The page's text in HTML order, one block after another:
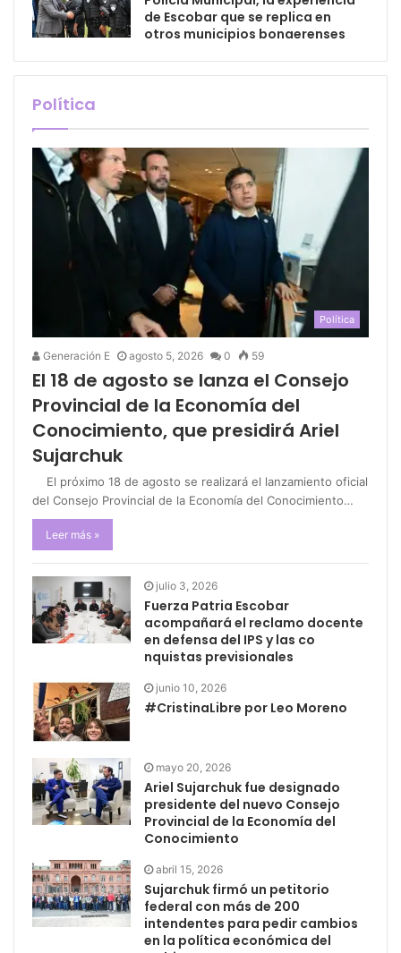
de Escobar que se replica en
otros municipios bonaerenses
Política
Política
Generación E agosto 5, 2026 0 59
El 18 de agosto se lanza el Consejo
Provincial de la Economía del
Conocimiento, que presidirá Ariel
Sujarchuk
El próximo 18 de agosto se realizará el lanzamiento oficial
del Consejo Provincial de la Economía del Conocimiento…
Leer más »
julio 3, 2026
Fuerza Patria Escobar
acompañará el reclamo docente
en defensa del IPS y las co
nquistas previsionales
junio 10, 2026
#CristinaLibre por Leo Moreno
mayo 20, 2026
Ariel Sujarchuk fue designado
presidente del nuevo Consejo
Provincial de la Economía del
Conocimiento
abril 15, 2026
Sujarchuk firmó un petitorio
federal con más de 200
intendentes para pedir cambios
en la política económica del